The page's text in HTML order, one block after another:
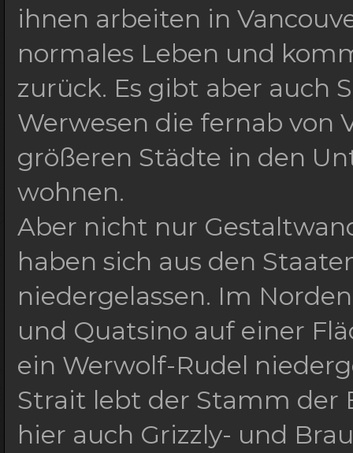
ihnen arbeiten in
normales Leben und
zurück. Es gibt aber auch
Werwesen die fernab von
größeren Städte in den
wohnen.
Aber nicht nur
haben sich aus den
niedergelassen. Im
und Quatsino auf einer
ein Werwolf-Rudel
Strait lebt der Stamm der
hier auch Grizzly- und